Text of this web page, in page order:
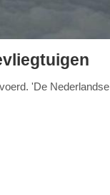
'De Nederlandse